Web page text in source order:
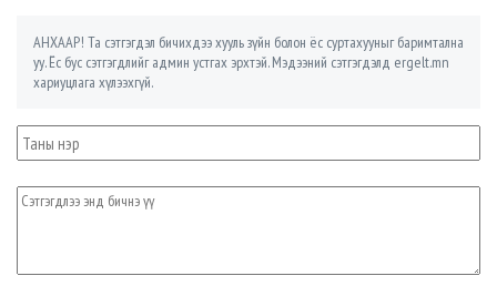
АНХААР! Та сэтгэгдэл бичихдээ хууль зүйн болон ёс суртахууныг баримтална
уу. Ёс бус сэтгэгдлийг админ устгах эрхтэй. Мэдээний сэтгэгдэлд ergelt.mn
хариуцлага хүлээхгүй.